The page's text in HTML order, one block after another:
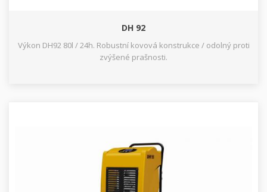
DH 92
Výkon DH92 80l / 24h. Robustní kovová konstrukce / odolný proti
zvýšené prašnosti.